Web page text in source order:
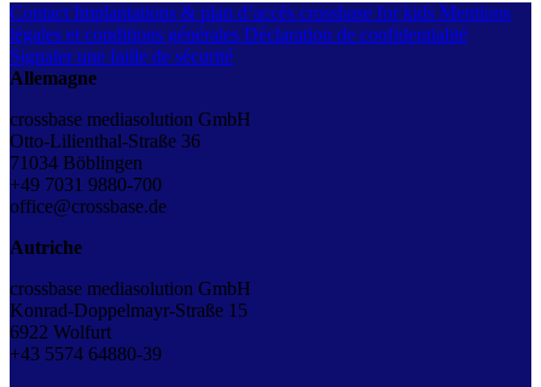
Contact Implantations & plan d’accès crossbase for kids Mentions
légales et conditions générales Déclaration de confidentialité
Signaler une faille de sécurité
Allemagne
crossbase mediasolution GmbH
Otto-Lilienthal-Straße 36
71034 Böblingen
+49 7031 9880-700
office@crossbase.de
Autriche
crossbase mediasolution GmbH
Konrad-Doppelmayr-Straße 15
6922 Wolfurt
+43 5574 64880-39